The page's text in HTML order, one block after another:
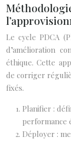
Le cycle PDCA
d’amélioration
éthique. Cette
de corriger
fixés.
Planifier :
performance
Déployer :